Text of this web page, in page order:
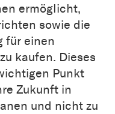
ermöglicht,
sowie die
für einen
kaufen. Dieses
Punkt
Zukunft in
und nicht zu